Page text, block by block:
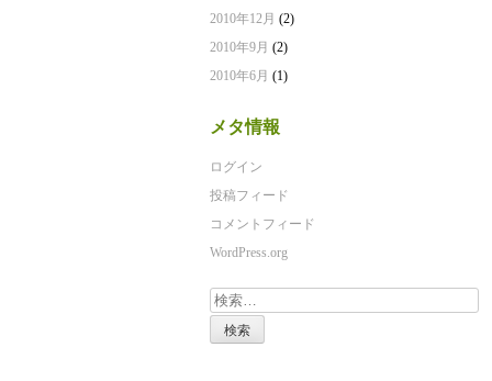
2010年12月 (2)
2010年9月 (2)
2010年6月 (1)
メタ情報
ログイン
投稿フィード
コメントフィード
WordPress.org
検
索: